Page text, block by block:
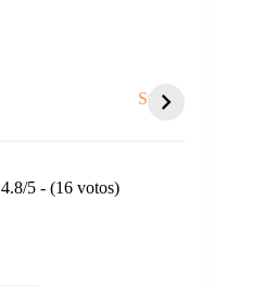
Stories
sugam energia e
4.8/5 - (16 votos)